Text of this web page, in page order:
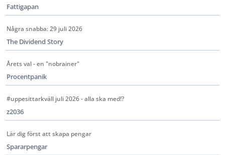
Fattigapan
Några snabba: 29 juli 2026
The Dividend Story
Årets val - en "nobrainer"
Procentpanik
#uppesittarkväll juli 2026 - alla ska med!?
z2036
Lär dig först att skapa pengar
Spararpengar